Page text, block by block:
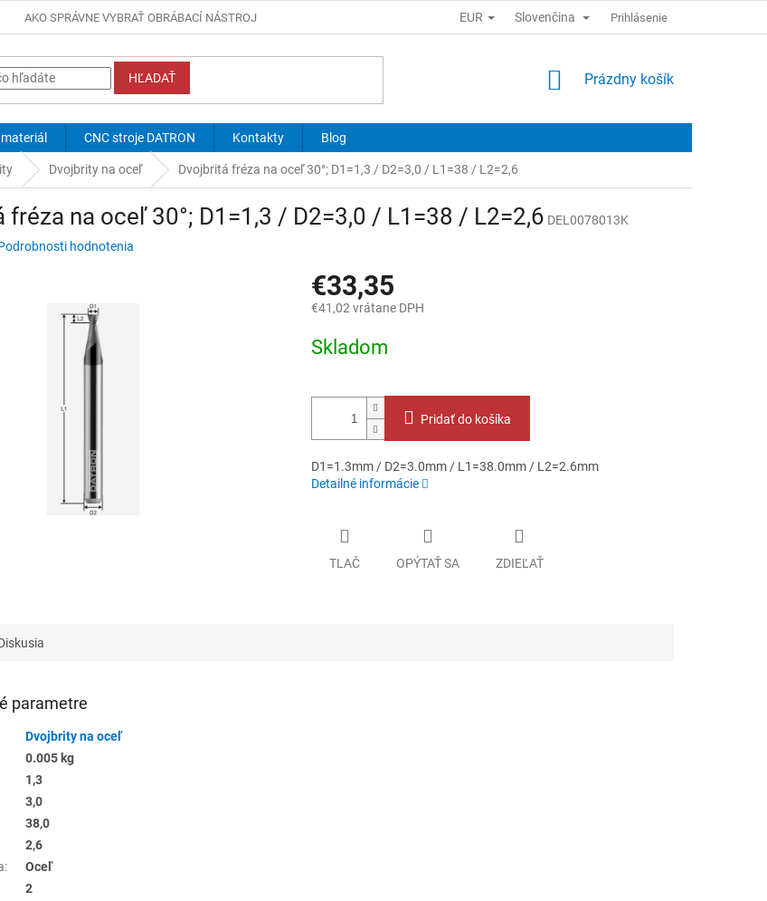
AKO SPRÁVNE VYBRAŤ OBRÁBACÍ NÁSTROJ EUR Slovenčina Prihlásenie
HĽADAŤ
NÁKUPNÝ
Prázdny košík
CNC stroje DATRON Kontakty Blog
Dvojbrity na oceľ Dvojbritá fréza na oceľ 30°; D1=1,3 / D2=3,0 / L1=38 / L2=2,6
fréza na oceľ 30°; D1=1,3 / D2=3,0 / L1=38 / L2=2,6 DEL0078013K
hodnotenia
€33,35
€41,02 vrátane DPH
cena:
Skladom
Pridať do košíka
D1=1.3mm / D2=3.0mm / L1=38.0mm / L2=2.6mm
Detailné informácie
TLAČ OPÝTAŤ SA ZDIEĽAŤ
parametre
Dvojbrity na oceľ
0.005 kg
1,3
3,0
38,0
2,6
:
Oceľ
2